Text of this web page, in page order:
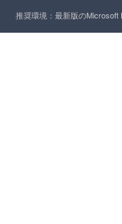
推奨環境：最新版の